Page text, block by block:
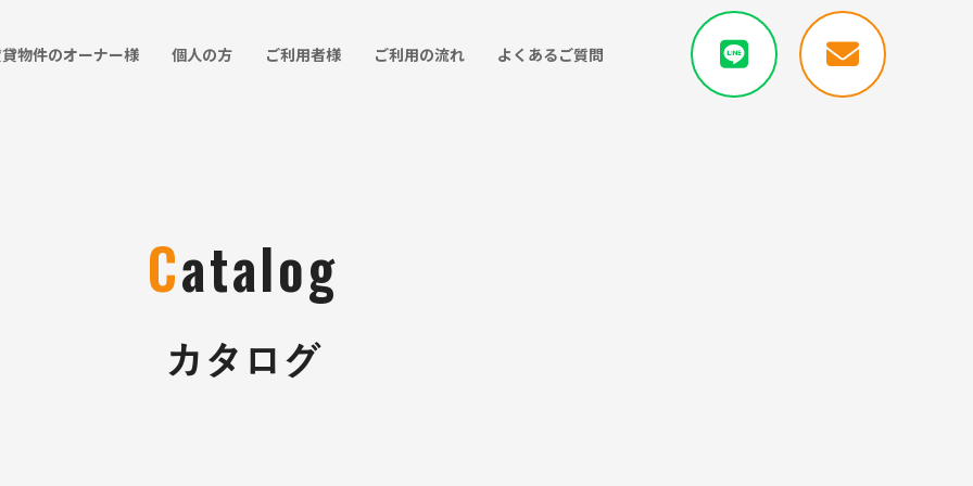
物件のオーナー様 個人の方 ご利用者様 ご利用の流れ よくあるご質問
Catalog
カタログ